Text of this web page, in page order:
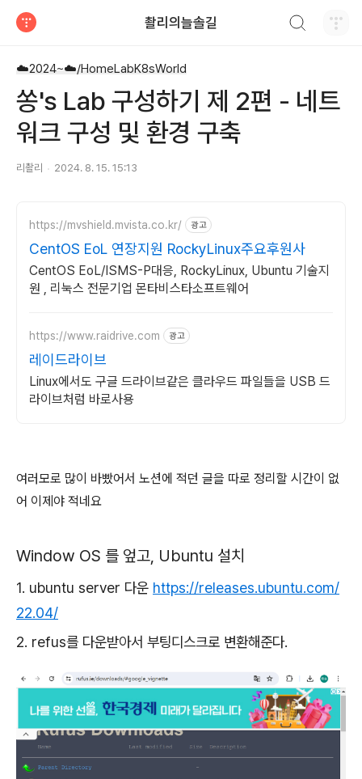
촬리의늘솔길
☁️2024~☁️/HomeLabK8sWorld
쏭's Lab 구성하기 제 2편 - 네트
워크 구성 및 환경 구축
리촬리 2024. 8. 15. 15:13
https://mvshield.mvista.co.kr/ 광고
CentOS EoL 연장지원 RockyLinux주요후원사
CentOS EoL/ISMS-P대응, RockyLinux, Ubuntu 기술지
원 , 리눅스 전문기업 몬타비스타소프트웨어
https://www.raidrive.com 광고
레이드라이브
Linux에서도 구글 드라이브같은 클라우드 파일들을 USB 드
라이브처럼 바로사용
여러모로 많이 바빴어서 노션에 적던 글을 따로 정리할 시간이 없
어 이제야 적네요
Window OS 를 엎고, Ubuntu 설치
1. ubuntu server 다운 https://releases.ubuntu.com/
22.04/
2. refus를 다운받아서 부팅디스크로 변환해준다.